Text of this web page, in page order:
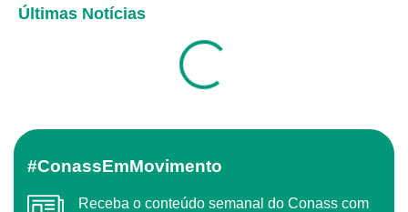
Últimas Notícias
#ConassEmMovimento
Receba o conteúdo semanal do Conass com